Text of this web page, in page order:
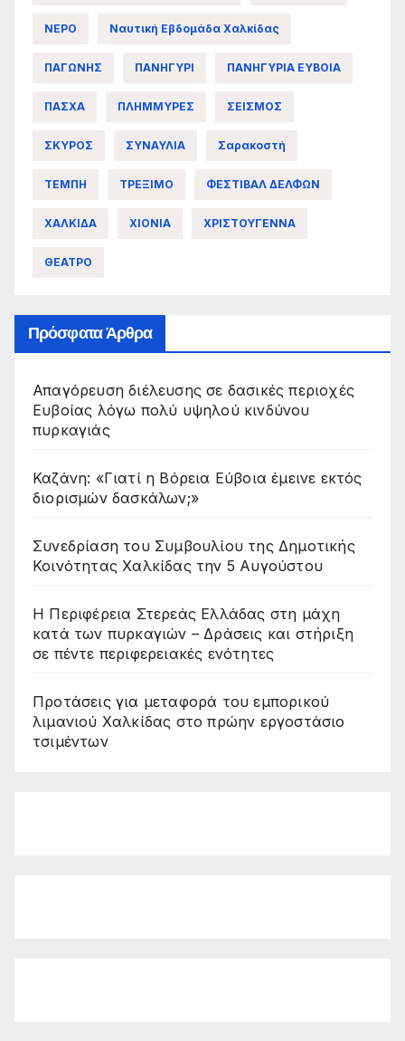
ΝΕΡΟ Ναυτική Εβδομάδα Χαλκίδας
ΠΑΓΩΝΗΣ ΠΑΝΗΓΥΡΙ ΠΑΝΗΓΥΡΙΑ ΕΥΒΟΙΑ
ΠΑΣΧΑ ΠΛΗΜΜΥΡΕΣ ΣΕΙΣΜΟΣ
ΣΚΥΡΟΣ ΣΥΝΑΥΛΙΑ Σαρακοστή
ΤΕΜΠΗ ΤΡΕΞΙΜΟ ΦΕΣΤΙΒΑΛ ΔΕΛΦΩΝ
ΧΑΛΚΙΔΑ ΧΙΟΝΙΑ ΧΡΙΣΤΟΥΓΕΝΝΑ
ΘΕΑΤΡΟ
Πρόσφατα Άρθρα
Απαγόρευση διέλευσης σε δασικές περιοχές
Ευβοίας λόγω πολύ υψηλού κινδύνου
πυρκαγιάς
Καζάνη: «Γιατί η Βόρεια Εύβοια έμεινε εκτός
διορισμών δασκάλων;»
Συνεδρίαση του Συμβουλίου της Δημοτικής
Κοινότητας Χαλκίδας την 5 Αυγούστου
Η Περιφέρεια Στερεάς Ελλάδας στη μάχη
κατά των πυρκαγιών – Δράσεις και στήριξη
σε πέντε περιφερειακές ενότητες
Προτάσεις για μεταφορά του εμπορικού
λιμανιού Χαλκίδας στο πρώην εργοστάσιο
τσιμέντων